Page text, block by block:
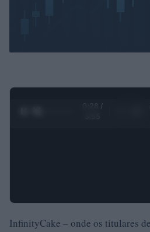
0:29 /
InfinityCake – onde os titulares